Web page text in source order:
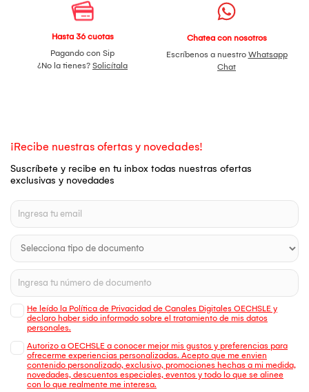
Hasta 36 cuotas
Pagando con Sip
¿No la tienes? Solicítala
Chatea con nosotros
Escríbenos a nuestro Whatsapp
Chat
¡Recibe nuestras ofertas y novedades!
Suscríbete y recibe en tu inbox todas nuestras ofertas
exclusivas y novedades
He leído la Política de Privacidad de Canales Digitales OECHSLE y
declaro haber sido informado sobre el tratamiento de mis datos
personales.
Autorizo a OECHSLE a conocer mejor mis gustos y preferencias para
ofrecerme experiencias personalizadas. Acepto que me envien
contenido personalizado, exclusivo, promociones hechas a mi medida,
novedades, descuentos especiales, eventos y todo lo que se alinee
con lo que realmente me interesa.